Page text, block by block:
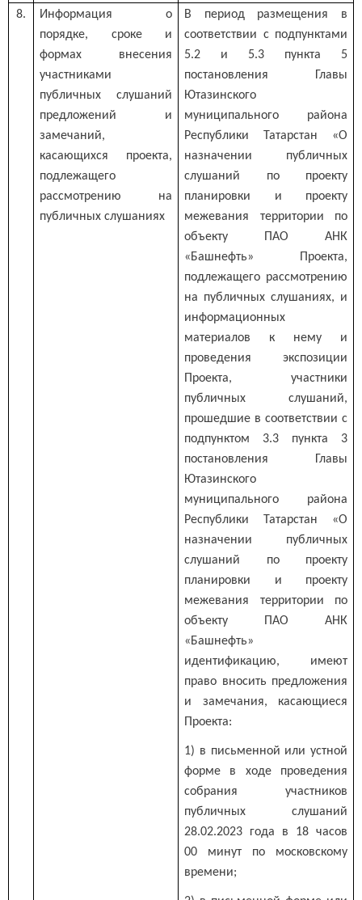
8.
Информация о
порядке, сроке и
формах внесения
участниками
публичных слушаний
предложений и
замечаний,
касающихся проекта,
подлежащего
рассмотрению на
публичных слушаниях
В период размещения в
соответствии с подпунктами
5.2 и 5.3 пункта 5
постановления Главы
Ютазинского
муниципального района
Республики Татарстан «О
назначении публичных
слушаний по проекту
планировки и проекту
межевания территории по
объекту ПАО АНК
«Башнефть» Проекта,
подлежащего рассмотрению
на публичных слушаниях, и
информационных
материалов к нему и
проведения экспозиции
Проекта, участники
публичных слушаний,
прошедшие в соответствии с
подпунктом 3.3 пункта 3
постановления Главы
Ютазинского
муниципального района
Республики Татарстан «О
назначении публичных
слушаний по проекту
планировки и проекту
межевания территории по
объекту ПАО АНК
«Башнефть»
идентификацию, имеют
право вносить предложения
и замечания, касающиеся
Проекта:
1) в письменной или устной
форме в ходе проведения
собрания участников
публичных слушаний
28.02.2023 года в 18 часов
00 минут по московскому
времени;